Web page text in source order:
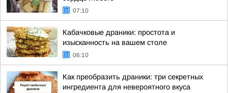
07:10
Кабачковые драники: простота и
изысканность на вашем столе
06:10
Как преобразить драники: три секретных
ингредиента для невероятного вкуса